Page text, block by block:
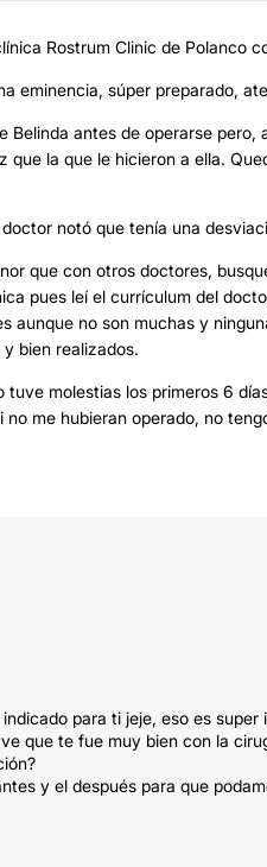
Rostrum Clinic de Polanco
eminencia, súper preparado,
antes de operarse
la que le hicieron a ella.
notó que tenía una
que con otros doctores,
pues leí el currículum del
aunque no son muchas y
bien realizados.
molestias los primeros 6
me hubieran operado, no
para ti jeje, eso es
que te fue muy bien con la
y el después para que